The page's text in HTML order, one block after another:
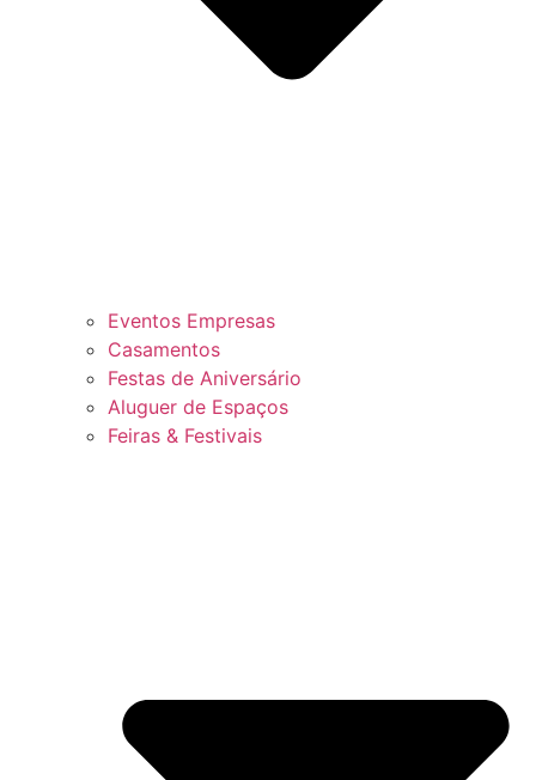
Eventos Empresas
Casamentos
Festas de Aniversário
Aluguer de Espaços
Feiras & Festivais